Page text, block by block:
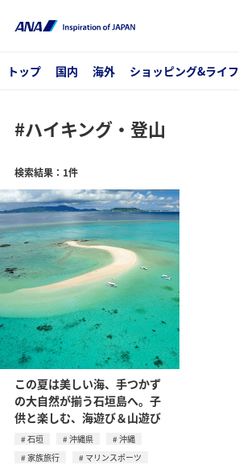
トップ 国内 海外 ショッピング&ライフ
#ハイキング・登山
検索結果：1件
この夏は美しい海、手つかず
の大自然が揃う石垣島へ。子
供と楽しむ、海遊び＆山遊び
石垣 沖縄県
沖縄
家族旅行
マリンスポーツ